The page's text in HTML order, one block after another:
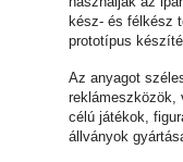
kész- és félkész
prototípus
Az anyagot
reklámeszközök,
célú játékok,
állványok